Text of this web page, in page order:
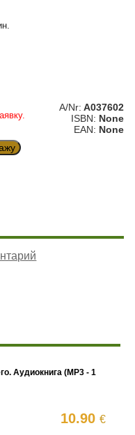
A/Nr: A037602
ISBN: None
EAN: None
Аудиокнига (MP3 - 1
10.90€